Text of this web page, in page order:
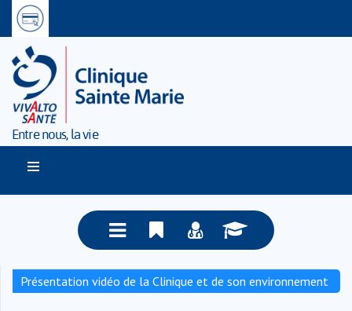
Entre nous, la vie
Présentation vidéo de la Clinique et de son environnement